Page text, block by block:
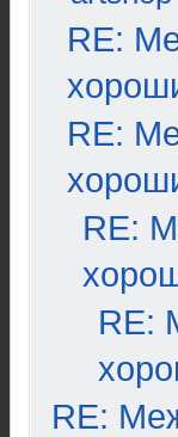
RE:
RE:
RE:
RE:
RE: